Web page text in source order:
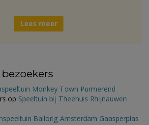
Lees meer
Monkey Town Purmerend
op Speeltuin bij Theehuis Rhijnauwen
Ballorig Amsterdam Gaasperplas